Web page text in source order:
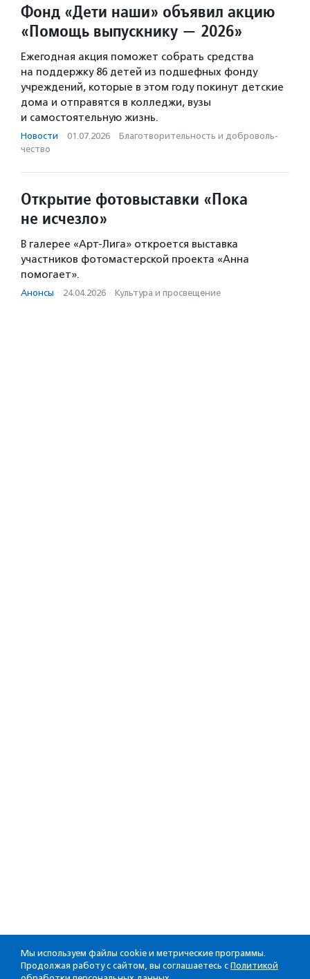
Фонд «Дети наши» объявил акцию
«Помощь выпускнику — 2026»
Ежегодная акция поможет собрать средства
на поддержку 86 детей из подшефных фонду
учреждений, которые в этом году покинут детские
дома и отправятся в колледжи, вузы
и самостоятельную жизнь.
Новости · 01.07.2026 · Благотвори­тель­ность и доброволь­
чест­во
Открытие фотовыставки «Пока
не исчезло»
В галерее «Арт-Лига» откроется выставка
участников фотомастерской проекта «Анна
помогает».
Анонсы · 24.04.2026 · Культура и просвещение
Мы используем файлы cookie и метрические программы.
Продолжая работу с сайтом, вы соглашаетесь с Политикой